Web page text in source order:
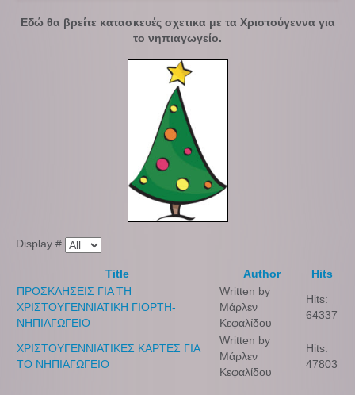
Εδώ θα βρείτε κατασκευές σχετικα με τα Χριστούγεννα για
το νηπιαγωγείο.
Display #
Title Author
Hits
ΠΡΟΣΚΛΗΣΕΙΣ ΓΙΑ ΤΗ
ΧΡΙΣΤΟΥΓΕΝΝΙΑΤΙΚΗ ΓΙΟΡΤΗ-
ΝΗΠΙΑΓΩΓΕΙΟ
Written by
Μάρλεν
Κεφαλίδου
Hits:
64337
ΧΡΙΣΤΟΥΓΕΝΝΙΑΤΙΚΕΣ ΚΑΡΤΕΣ ΓΙΑ
ΤΟ ΝΗΠΙΑΓΩΓΕΙΟ
Written by
Μάρλεν
Κεφαλίδου
Hits:
47803